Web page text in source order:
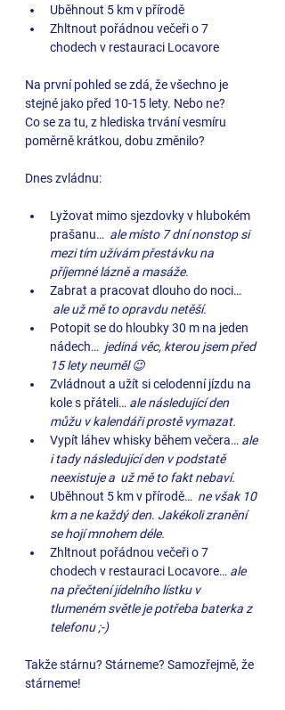
Uběhnout 5 km v přírodě
Zhltnout pořádnou večeři o 7
chodech v restauraci Locavore
Na první pohled se zdá, že všechno je
stejné jako před 10-15 lety. Nebo ne?
Co se za tu, z hlediska trvání vesmíru
poměrně krátkou, dobu změnilo?
Dnes zvládnu:
Lyžovat mimo sjezdovky v hlubokém
prašanu… ale místo 7 dní nonstop si
mezi tím užívám přestávku na
příjemné lázně a masáže.
Zabrat a pracovat dlouho do noci…
ale už mě to opravdu netěší.
Potopit se do hloubky 30 m na jeden
nádech… jediná věc, kterou jsem před
15 lety neuměl 😉
Zvládnout a užít si celodenní jízdu na
kole s přáteli… ale následující den
můžu v kalendáři prostě vymazat.
Vypít láhev whisky během večera… ale
i tady následující den v podstatě
neexistuje a  už mě to fakt nebaví.
Uběhnout 5 km v přírodě… ne však 10
km a ne každý den. Jakékoli zranění
se hojí mnohem déle.
Zhltnout pořádnou večeři o 7
chodech v restauraci Locavore… ale
na přečtení jídelního lístku v
tlumeném světle je potřeba baterka z
telefonu ;-)
Takže stárnu? Stárneme? Samozřejmě, že
stárneme!